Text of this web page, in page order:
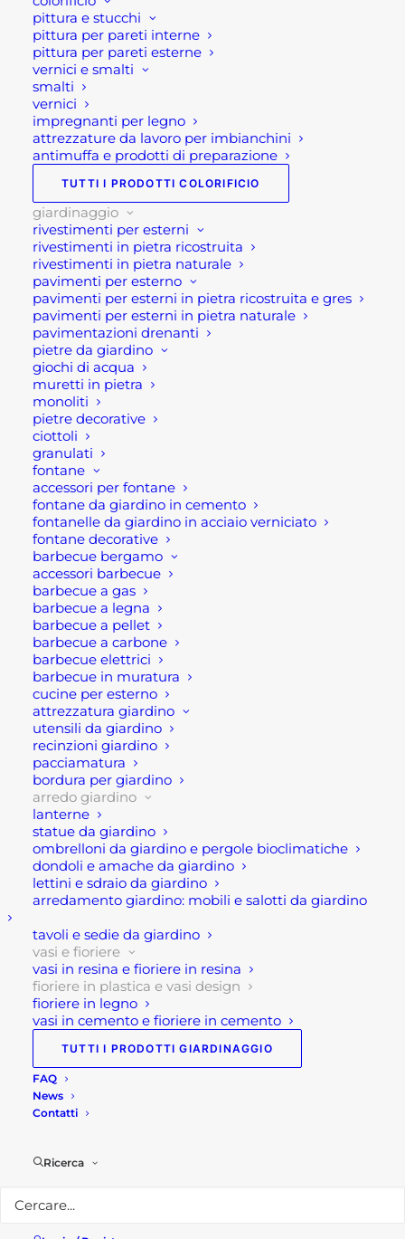
pittura e stucchi
pittura per pareti interne
pittura per pareti esterne
vernici e smalti
smalti
vernici
impregnanti per legno
attrezzature da lavoro per imbianchini
antimuffa e prodotti di preparazione
TUTTI I PRODOTTI COLORIFICIO
giardinaggio
rivestimenti per esterni
rivestimenti in pietra ricostruita
rivestimenti in pietra naturale
pavimenti per esterno
pavimenti per esterni in pietra ricostruita e gres
pavimenti per esterni in pietra naturale
pavimentazioni drenanti
pietre da giardino
giochi di acqua
muretti in pietra
monoliti
pietre decorative
ciottoli
granulati
fontane
accessori per fontane
fontane da giardino in cemento
fontanelle da giardino in acciaio verniciato
fontane decorative
barbecue bergamo
accessori barbecue
barbecue a gas
barbecue a legna
barbecue a pellet
barbecue a carbone
barbecue elettrici
barbecue in muratura
cucine per esterno
attrezzatura giardino
utensili da giardino
recinzioni giardino
pacciamatura
bordura per giardino
arredo giardino
lanterne
statue da giardino
ombrelloni da giardino e pergole bioclimatiche
dondoli e amache da giardino
lettini e sdraio da giardino
arredamento giardino: mobili e salotti da giardino
tavoli e sedie da giardino
vasi e fioriere
vasi in resina e fioriere in resina
fioriere in plastica e vasi design
fioriere in legno
vasi in cemento e fioriere in cemento
TUTTI I PRODOTTI GIARDINAGGIO
FAQ
News
Contatti
Ricerca
ESTERNO
quantità
GIARDINAGGIO
FIORIERE
Brand
MIPLAST
Descrizione
Vaso moderno bianco per
esterno
Vaso moderno bianco in plastica per esterno di
Miplast. Si tratta di un vaso dal design semplice e
le linee pulite. Questa serie di vasi in plastica sono
adatti ad essere inseriti in qualsiasi contesto,
spazio, ambiente interno ed estero. Ad esempio
terrazze, balconi, dehors e giardini.
Infatti si tratta di un vaso dal design tondo e
morbido. Inoltre è molto leggero e soprattutto
comodo da spostare.
Dunque questa soluzione di vasi è ideale per chi
cerca un vaso abbastanza capiente ma
soprattutto economico e leggero.
Dimensioni 34,50 x 72 h cm
Caratteriste prodotto:
Dimensioni 34,50 x 72 h cm
Colore: Bianco
Materiale: Plastica
Per maggiori informazioni
Visita il nostro shop!
Seguici suFacebook!
Potresti essere interessato a...